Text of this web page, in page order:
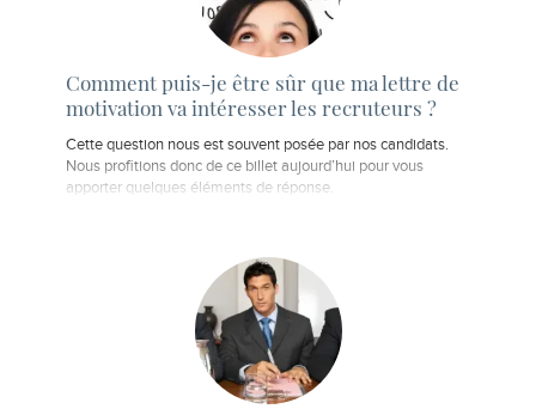
Comment puis-je être sûr que ma lettre de
motivation va intéresser les recruteurs ?
Cette question nous est souvent posée par nos candidats.
Nous profitions donc de ce billet aujourd’hui pour vous
apporter quelques éléments de réponse.